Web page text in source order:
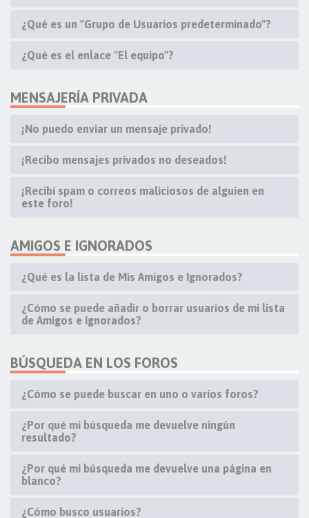
¿Qué es un "Grupo de Usuarios predeterminado"?
¿Qué es el enlace "El equipo"?
MENSAJERÍA PRIVADA
¡No puedo enviar un mensaje privado!
¡Recibo mensajes privados no deseados!
¡Recibí spam o correos maliciosos de alguien en
este foro!
AMIGOS E IGNORADOS
¿Qué es la lista de Mis Amigos e Ignorados?
¿Cómo se puede añadir o borrar usuarios de mi lista
de Amigos e Ignorados?
BÚSQUEDA EN LOS FOROS
¿Cómo se puede buscar en uno o varios foros?
¿Por qué mi búsqueda me devuelve ningún
resultado?
¿Por qué mi búsqueda me devuelve una página en
blanco?
¿Cómo busco usuarios?